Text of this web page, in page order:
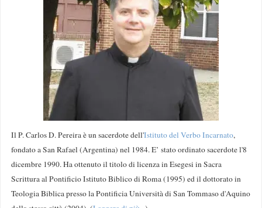
Il P. Carlos D. Pereira è un sacerdote dell'Istituto del Verbo Incarnato,
fondato a San Rafael (Argentina) nel 1984. E’ stato ordinato sacerdote l'8
dicembre 1990. Ha ottenuto il titolo di licenza in Esegesi in Sacra
Scrittura al Pontificio Istituto Biblico di Roma (1995) ed il dottorato in
Teologia Biblica presso la Pontificia Università di San Tommaso d'Aquino